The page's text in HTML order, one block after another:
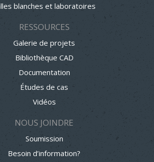
blanches et laboratoires
RESSOURCES
Galerie de projets
Bibliothèque CAD
Documentation
Études de cas
Vidéos
NOUS JOINDRE
Soumission
Besoin d’information?